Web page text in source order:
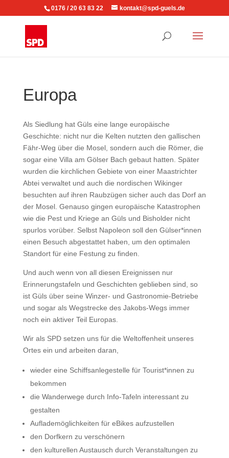
0176 / 20 63 83 22 kontakt@spd-guels.de
Europa
Als Siedlung hat Güls eine lange europäische
Geschichte: nicht nur die Kelten nutzten den gallischen
Fähr-Weg über die Mosel, sondern auch die Römer, die
sogar eine Villa am Gölser Bach gebaut hatten. Später
wurden die kirchlichen Gebiete von einer Maastrichter
Abtei verwaltet und auch die nordischen Wikinger
besuchten auf ihren Raubzügen sicher auch das Dorf an
der Mosel. Genauso gingen europäische Katastrophen
wie die Pest und Kriege an Güls und Bisholder nicht
spurlos vorüber. Selbst Napoleon soll den Gülser*innen
einen Besuch abgestattet haben, um den optimalen
Standort für eine Festung zu finden.
Und auch wenn von all diesen Ereignissen nur
Erinnerungstafeln und Geschichten geblieben sind, so
ist Güls über seine Winzer- und Gastronomie-Betriebe
und sogar als Wegstrecke des Jakobs-Wegs immer
noch ein aktiver Teil Europas.
Wir als SPD setzen uns für die Weltoffenheit unseres
Ortes ein und arbeiten daran,
wieder eine Schiffsanlegestelle für Tourist*innen zu
bekommen
die Wanderwege durch Info-Tafeln interessant zu
gestalten
Auflademöglichkeiten für eBikes aufzustellen
den Dorfkern zu verschönern
den kulturellen Austausch durch Veranstaltungen zu